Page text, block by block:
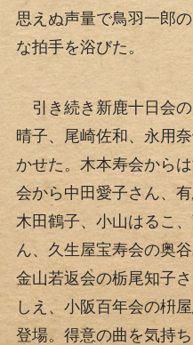
思えぬ声量で鳥羽一郎
な拍手を浴びた。
引き続き新鹿十日会
晴子、尾崎佐和、永用
かせた。木本寿会から
会から中田愛子さん、
木田鶴子、小山はるこ
ん、久生屋宝寿会の奥
金山若返会の栃尾知子
しえ、小阪百年会の枡
登場。得意の曲を気持